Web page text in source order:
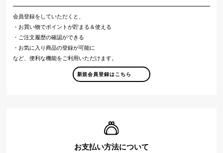
会員登録をしていただくと、
・お買い物でポイントが貯まる＆使える
・ご注文履歴の確認ができる
・お気に入り商品の登録が可能に
など、便利な機能をご利用いただけます。
新規会員登録はこちら
お支払い方法について